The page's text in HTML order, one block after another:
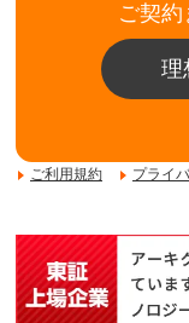
ご契約
理
ご利用規約 プライ